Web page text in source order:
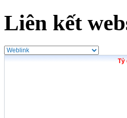
Liên kết
Tỷ